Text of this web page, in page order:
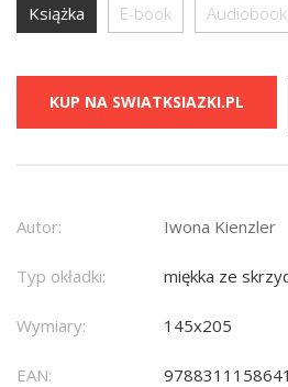
Książka E-book Audiobook
KUP NA SWIATKSIAZKI.PL
Autor: Iwona Kienzler
Typ okładki: miękka ze
Wymiary: 145x205
EAN: 9788311158641